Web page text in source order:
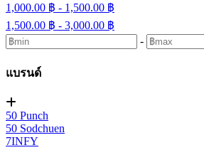
1,000.00 ฿ - 1,500.00 ฿
1,500.00 ฿ - 3,000.00 ฿
-
แบรนด์
50 Punch
50 Sodchuen
7INFY